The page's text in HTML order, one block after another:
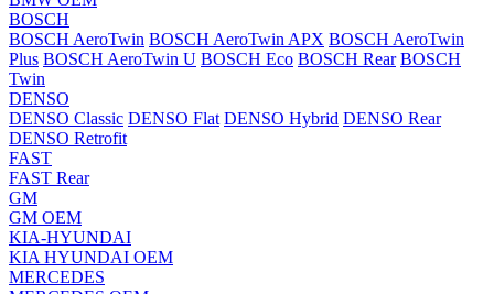
BOSCH
BOSCH AeroTwin BOSCH AeroTwin APX BOSCH AeroTwin
Plus BOSCH AeroTwin U BOSCH Eco BOSCH Rear BOSCH
Twin
DENSO
DENSO Classic DENSO Flat DENSO Hybrid DENSO Rear
DENSO Retrofit
FAST
FAST Rear
GM
GM OEM
KIA-HYUNDAI
KIA HYUNDAI OEM
MERCEDES